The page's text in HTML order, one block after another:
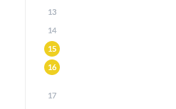
13
14
15
16
17